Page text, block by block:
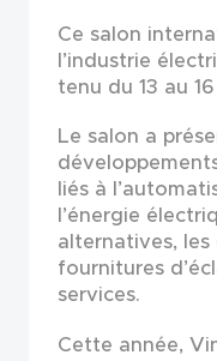
Ce salon
l’industrie
tenu du 13 au
Le salon a
liés à
l’énergie
alternatives,
fournitures
services.
Cette année,